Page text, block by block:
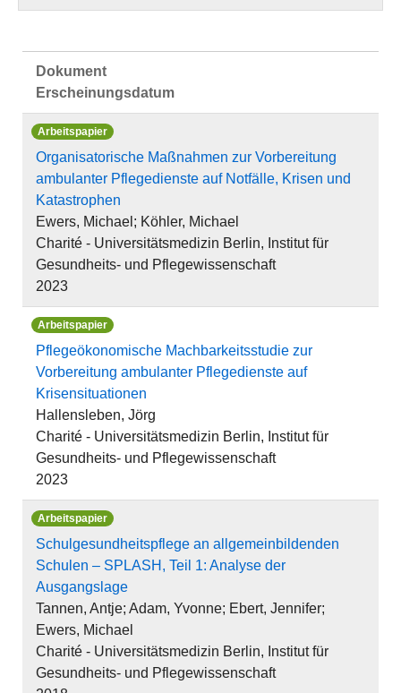
Dokument
Erscheinungsdatum
Arbeitspapier
Organisatorische Maßnahmen zur Vorbereitung
ambulanter Pflegedienste auf Notfälle, Krisen und
Katastrophen
Ewers, Michael; Köhler, Michael
Charité - Universitätsmedizin Berlin, Institut für
Gesundheits- und Pflegewissenschaft
2023
Arbeitspapier
Pflegeökonomische Machbarkeitsstudie zur
Vorbereitung ambulanter Pflegedienste auf
Krisensituationen
Hallensleben, Jörg
Charité - Universitätsmedizin Berlin, Institut für
Gesundheits- und Pflegewissenschaft
2023
Arbeitspapier
Schulgesundheitspflege an allgemeinbildenden
Schulen – SPLASH, Teil 1: Analyse der
Ausgangslage
Tannen, Antje; Adam, Yvonne; Ebert, Jennifer;
Ewers, Michael
Charité - Universitätsmedizin Berlin, Institut für
Gesundheits- und Pflegewissenschaft